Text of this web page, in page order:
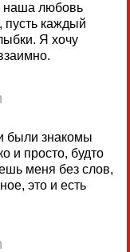
наша любовь
пусть каждый
Я хочу
были знакомы
и просто, будто
меня без слов,
это и есть